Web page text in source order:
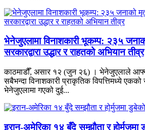
भेनेजुएलामा विनाशकारी भूकम्प: २३५
सरकारद्वारा उद्धार र राहतको अभियान तीव्र
काठमाडौँ, असार १२ (जुन २६) । भेनेजुएलाले
सबैभन्दा विनाशकारी प्राकृतिक विपत्तिमध्ये एकको
भेनेजुएलामा गएको दुई...
इरान-अमेरिका १४ बुँदे सम्झौता र होर्मुजमा